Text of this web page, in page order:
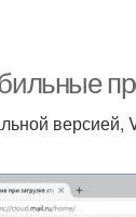
версией,